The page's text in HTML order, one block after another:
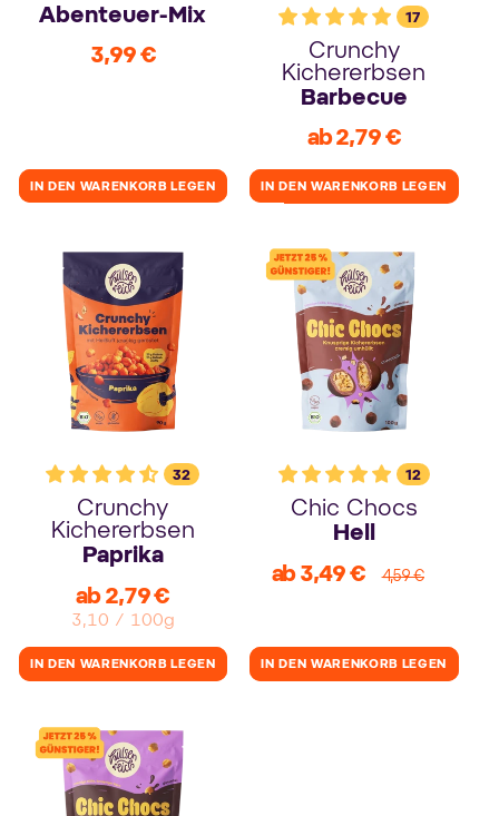
Abenteuer-Mix
Normaler
3,99 €
IN DEN WARENKORB LEGEN
17
Crunchy
Kichererbsen
Barbecue
Verkaufspreis
ab 2,79 €
IN DEN WARENKORB LEGEN
32
Crunchy
Kichererbsen
Paprika
Verkaufspreis
ab 2,79 €
Stückpreis
3,10 / pro
100g
IN DEN WARENKORB LEGEN
12
Chic Chocs
Hell
Verkaufspreis
ab 3,49 €
Normaler
4,59 €
IN DEN WARENKORB LEGEN